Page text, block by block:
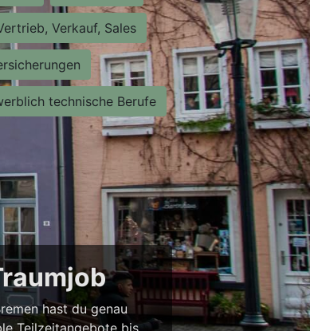
Verkauf, Sales
technische Berufe
hast du genau